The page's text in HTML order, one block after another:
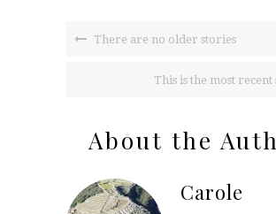
There are no older stories
This is the most
About the
Carole